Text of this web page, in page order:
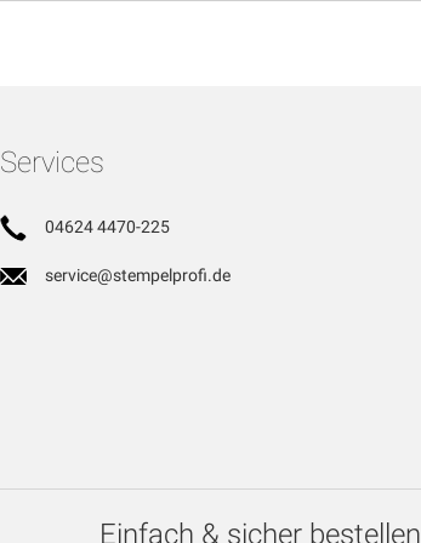
Services
04624 4470-225
service@stempelprofi.de
Einfach & sicher bestellen